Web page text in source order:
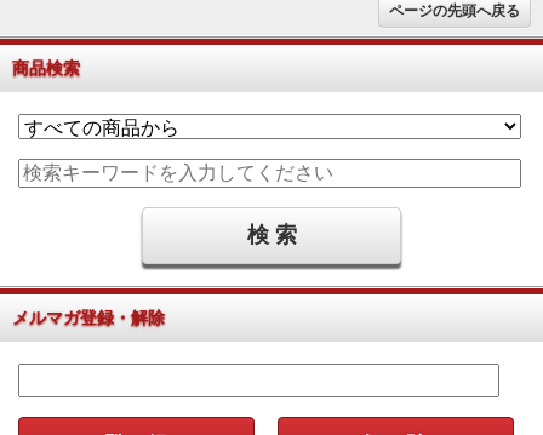
ページの先頭へ戻る
商品検索
メルマガ登録・解除